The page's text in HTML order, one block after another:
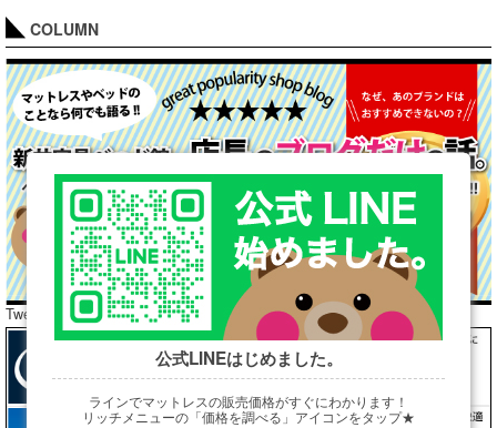
COLUMN
Tweets by araibed300
公式LINEはじめました。
ラインでマットレスの販売価格がすぐにわかります！
リッチメニューの「価格を調べる」アイコンをタップ★